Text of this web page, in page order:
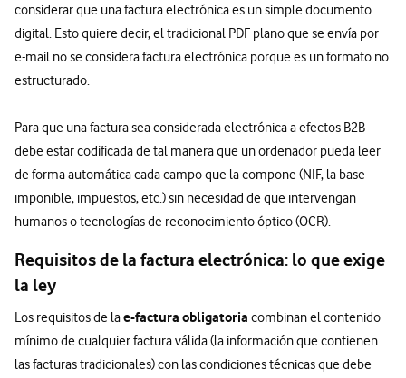
considerar que una factura electrónica es un simple documento
digital. Esto quiere decir, el tradicional PDF plano que se envía por
e-mail no se considera factura electrónica porque es un formato no
estructurado.
Para que una factura sea considerada electrónica a efectos B2B
debe estar codificada de tal manera que un ordenador pueda leer
de forma automática cada campo que la compone (NIF, la base
imponible, impuestos, etc.) sin necesidad de que intervengan
humanos o tecnologías de reconocimiento óptico (OCR).
Requisitos de la factura electrónica: lo que exige
la ley
Los requisitos de lae-factura obligatoria combinan el contenido
mínimo de cualquier factura válida (la información que contienen
las facturas tradicionales) con las condiciones técnicas que debe